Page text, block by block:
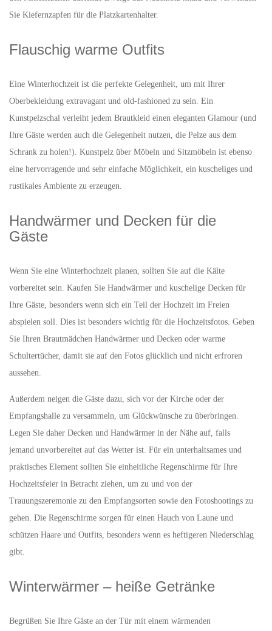
Sie Kiefernzapfen für die Platzkartenhalter.
Flauschig warme Outfits
Eine Winterhochzeit ist die perfekte Gelegenheit, um mit Ihrer
Oberbekleidung extravagant und old-fashioned zu sein. Ein
Kunstpelzschal verleiht jedem Brautkleid einen eleganten Glamour (und
Ihre Gäste werden auch die Gelegenheit nutzen, die Pelze aus dem
Schrank zu holen!). Kunstpelz über Möbeln und Sitzmöbeln ist ebenso
eine hervorragende und sehr einfache Möglichkeit, ein kuscheliges und
rustikales Ambiente zu erzeugen.
Handwärmer und Decken für die
Gäste
Wenn Sie eine Winterhochzeit planen, sollten Sie auf die Kälte
vorbereitet sein. Kaufen Sie Handwärmer und kuschelige Decken für
Ihre Gäste, besonders wenn sich ein Teil der Hochzeit im Freien
abspielen soll. Dies ist besonders wichtig für die Hochzeitsfotos. Geben
Sie Ihren Brautmädchen Handwärmer und Decken oder warme
Schultertücher, damit sie auf den Fotos glücklich und nicht erfroren
aussehen.
Außerdem neigen die Gäste dazu, sich vor der Kirche oder der
Empfangshalle zu versammeln, um Glückwünsche zu überbringen.
Legen Sie daher Decken und Handwärmer in der Nähe auf, falls
jemand unvorbereitet auf das Wetter ist. Für ein unterhaltsames und
praktisches Element sollten Sie einheitliche Regenschirme für Ihre
Hochzeitsfeier in Betracht ziehen, um zu und von der
Trauungszeremonie zu den Empfangsorten sowie den Fotoshootings zu
gehen. Die Regenschirme sorgen für einen Hauch von Laune und
schützen Haare und Outfits, besonders wenn es heftigeren Niederschlag
gibt.
Winterwärmer – heiße Getränke
Begrüßen Sie Ihre Gäste an der Tür mit einem wärmenden